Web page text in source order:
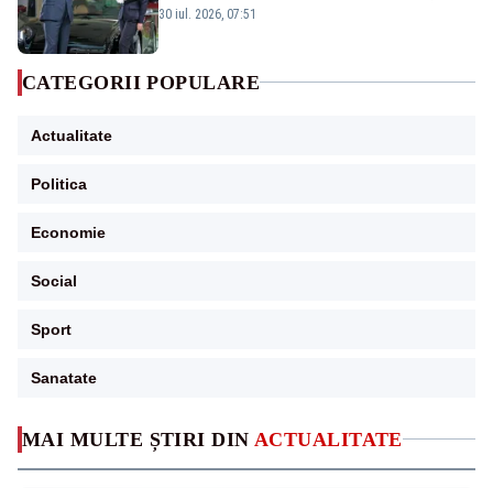
MAI MULTE ȘTIRI DIN ACTUALITATE
publice
30 iul. 2026, 07:51
CATEGORII POPULARE
Actualitate
Politica
Economie
Social
Sport
Sanatate